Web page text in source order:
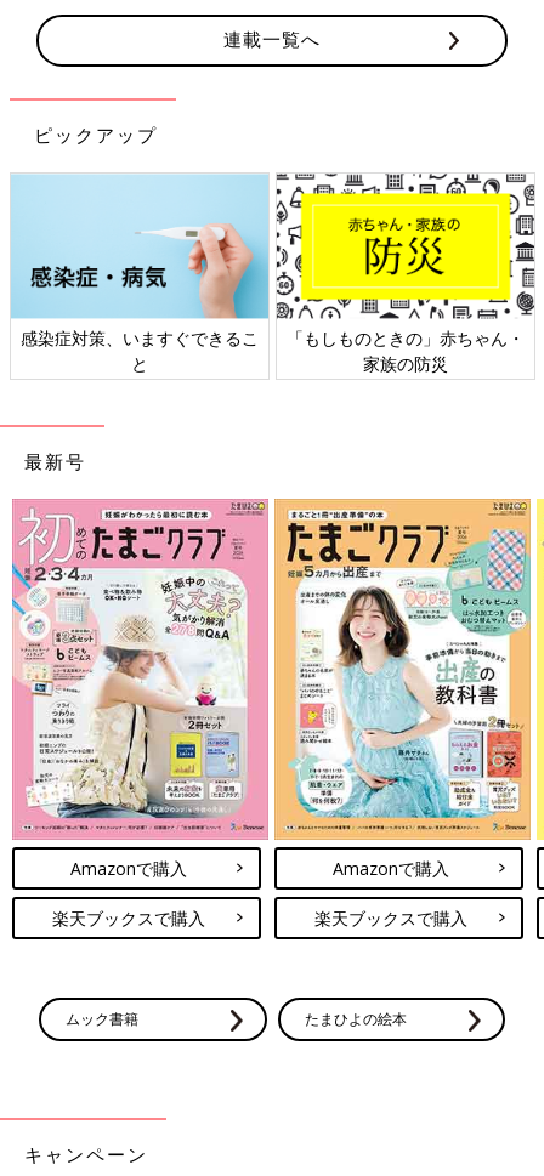
連載一覧へ
ピックアップ
感染症対策、いますぐできるこ
と
「もしものときの」赤ちゃん・
家族の防災
最新号
Amazonで購入
楽天ブックスで購入
Amazonで購入
楽天ブックスで購入
ムック書籍 たまひよの絵本
キャンペーン